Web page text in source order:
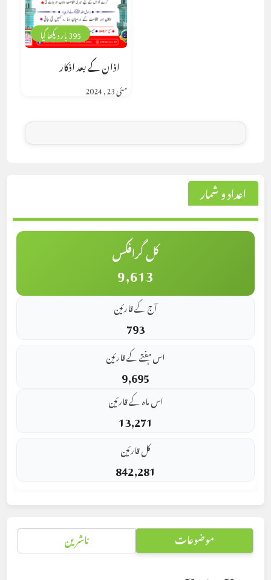
395 بار دیکھا گیا
اذان کے بعد اذکار
مئی 23, 2024
اعداد و شمار
کل گرافکس
9,613
آج کے قارئین
793
اس ہفتے کے قارئین
9,695
اس ماہ کے قارئین
13,271
کل قارئین
842,281
موضوعات ناشرین